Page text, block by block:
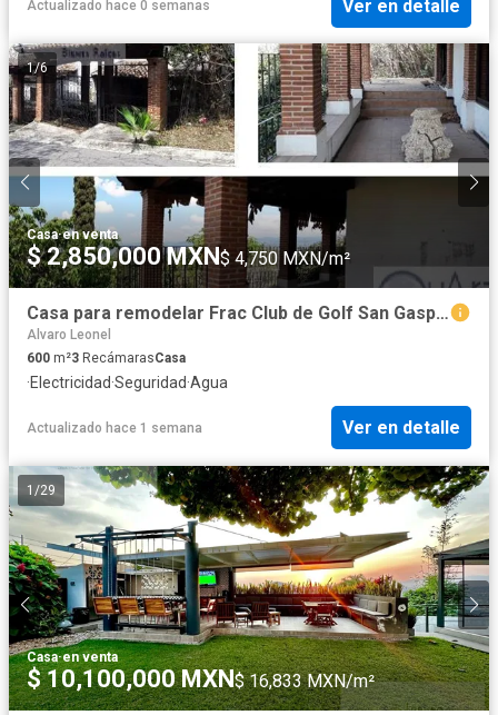
Actualizado hace 0 semanas Ver en detalle
1/6
Casa·en venta
$ 2,850,000 MXN$ 4,750 MXN/m²
Casa para remodelar Frac Club de Golf San Gaspar, Jiutepec-Morelos
Alvaro Leonel
600 m²3 RecámarasCasa
·Electricidad·Seguridad·Agua
Actualizado hace 1 semana Ver en detalle
1 /29
Casa·en venta
$ 10,100,000 MXN$ 16,833 MXN/m²